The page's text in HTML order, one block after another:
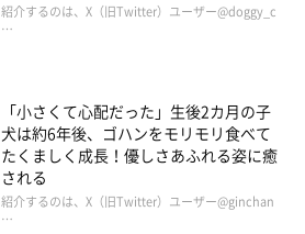
紹介するのは、X（旧Twitter）ユーザー@doggy_c
…
「小さくて心配だった」生後2カ月の子
犬は約6年後、ゴハンをモリモリ食べて
たくましく成長！優しさあふれる姿に癒
される
紹介するのは、X（旧Twitter）ユーザー@ginchan
…